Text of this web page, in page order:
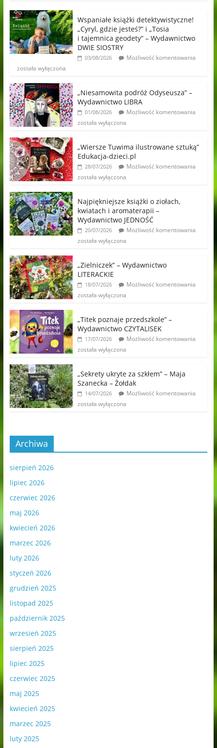
Wspaniałe książki detektywistyczne!
„Cyryl, gdzie jesteś?” i „Tosia
i tajemnica geodety” – Wydawnictwo
DWIE SIOSTRY
03/08/2026
Możliwość komentowania
została wyłączona
„Niesamowita podróż Odyseusza” –
Wydawnictwo LIBRA
01/08/2026
Możliwość komentowania
została wyłączona
„Wiersze Tuwima ilustrowane sztuką”
Edukacja-dzieci.pl
28/07/2026
Możliwość komentowania
została wyłączona
Najpiękniejsze książki o ziołach,
kwiatach i aromaterapii –
Wydawnictwo JEDNOŚĆ
20/07/2026
Możliwość komentowania
została wyłączona
„Zielniczek” – Wydawnictwo
LITERACKIE
18/07/2026
Możliwość komentowania
została wyłączona
„Titek poznaje przedszkole” –
Wydawnictwo CZYTALISEK
17/07/2026
Możliwość komentowania
została wyłączona
„Sekrety ukryte za szkłem” – Maja
Szanecka – Żołdak
14/07/2026
Możliwość komentowania
została wyłączona
Archiwa
sierpień 2026
lipiec 2026
czerwiec 2026
maj 2026
kwiecień 2026
marzec 2026
luty 2026
styczeń 2026
grudzień 2025
listopad 2025
październik 2025
wrzesień 2025
sierpień 2025
lipiec 2025
czerwiec 2025
maj 2025
kwiecień 2025
marzec 2025
luty 2025